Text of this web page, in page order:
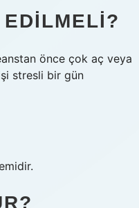
önce çok aç veya
stresli bir gün